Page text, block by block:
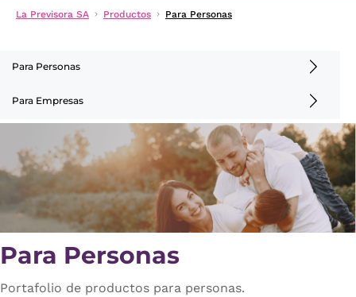
La Previsora SA Productos Para Personas
Para Personas
Para Empresas
Para Personas
Portafolio de productos para personas.